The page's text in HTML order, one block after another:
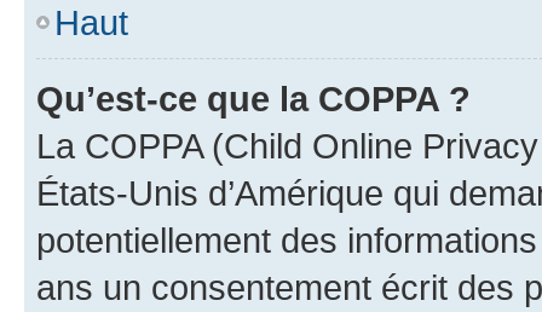
Haut
Qu’est-ce que la COPPA ?
La COPPA (Child Online
États-Unis d’Amérique qui
potentiellement des
ans un consentement écrit des